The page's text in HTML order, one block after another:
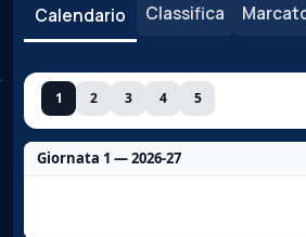
Calendario Classifica
1 2 3 4 5
Giornata 1 — 2026-27